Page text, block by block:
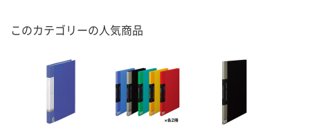
このカテゴリーの人気商品